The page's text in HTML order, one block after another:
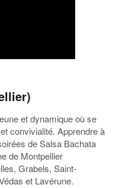
et dynamique où se
convivialité. Apprendre à
de Salsa Bachata
de Montpellier
Grabels, Saint-
et Lavérune.